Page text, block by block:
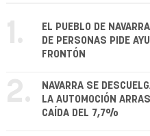
1.
EL PUEBLO DE
DE PERSONAS PIDE
FRONTÓN
2.
NAVARRA SE
LA AUTOMOCIÓN
CAÍDA DEL 7,7%